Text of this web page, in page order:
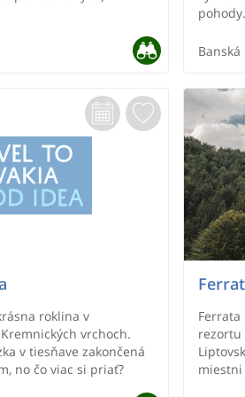
Stromy
Váš
Banská
roklina v
vrchoch.
v tiesňave zakončená
no čo viac si priať?
Ferrata
rezortu
miestni